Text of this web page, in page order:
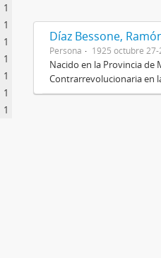
1
1
1
1
1
1
1
Díaz Bessone,
Persona 1925 octubre
Nacido en la Provincia de
Contrarrevolucionaria en